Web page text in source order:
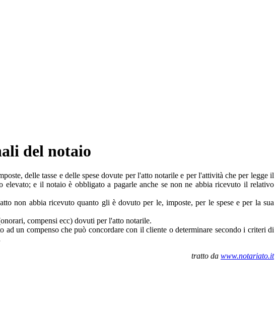
del notaio
delle tasse e delle spese dovute per l'atto notarile e per l'attività che per legge il
e il notaio è obbligato a pagarle anche se non ne abbia ricevuto il relativo
non abbia ricevuto quanto gli è dovuto per le, imposte, per le spese e per la sua
compensi ecc) dovuti per l'atto notarile.
un compenso che può concordare con il cliente o determinare secondo i criteri di
tratto da www.notariato.it